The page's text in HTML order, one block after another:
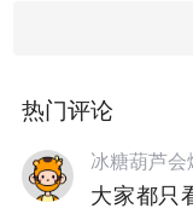
热门评论
冰糖葫芦会
大家都只